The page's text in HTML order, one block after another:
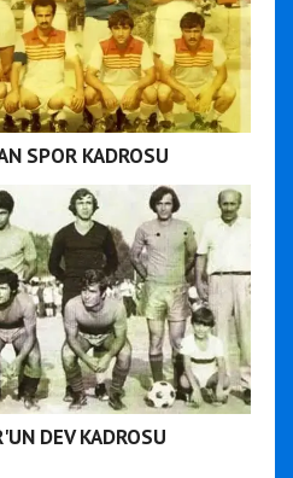
SPOR KADROSU
DEV KADROSU